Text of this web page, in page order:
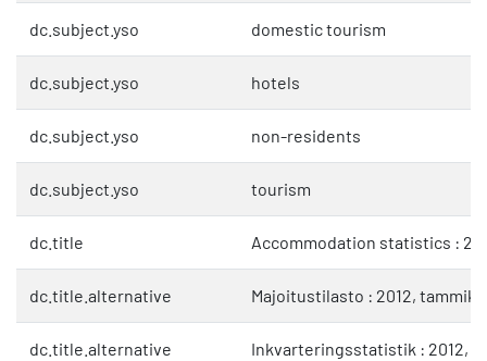
dc.subject.yso domestic tourism
dc.subject.yso hotels
dc.subject.yso non-residents
dc.subject.yso tourism
dc.title Accommodation statistics :
dc.title.alternative Majoitustilasto : 2012,
dc.title.alternative Inkvarteringsstatistik : 2012,